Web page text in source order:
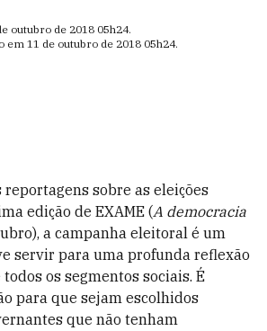
outubro de 2018 05h24.
em 11 de outubro de 2018 05h24.
reportagens sobre as eleições
edição de EXAME (A democracia
a campanha eleitoral é um
servir para uma profunda reflexão
os segmentos sociais. É
para que sejam escolhidos
que não tenham